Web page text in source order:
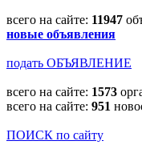
всего на сайте: 11947
новые объявления
подать ОБЪЯВЛЕНИЕ
всего на сайте: 1573
всего на сайте: 951
ПОИСК по сайту